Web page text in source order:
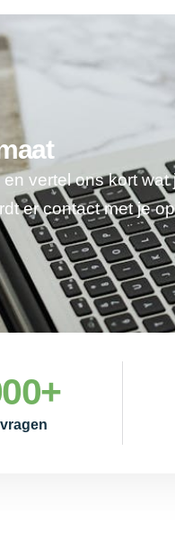
en vertel ons kort wat
er contact met je
+